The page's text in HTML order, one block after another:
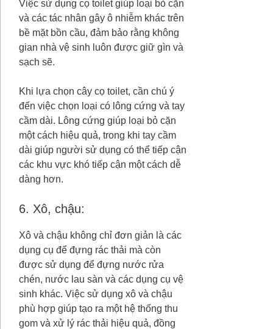
Việc sử dụng cọ toilet giúp loại bỏ cặn
và các tác nhân gây ô nhiễm khác trên
bề mặt bồn cầu, đảm bảo rằng không
gian nhà vệ sinh luôn được giữ gìn và
sạch sẽ.
Khi lựa chọn cây cọ toilet, cần chú ý
đến việc chọn loại có lông cứng và tay
cầm dài. Lông cứng giúp loại bỏ cặn
một cách hiệu quả, trong khi tay cầm
dài giúp người sử dụng có thể tiếp cận
các khu vực khó tiếp cận một cách dễ
dàng hơn.
6. Xô, chậu:
Xô và chậu không chỉ đơn giản là các
dụng cụ để đựng rác thải mà còn
được sử dụng để đựng nước rửa
chén, nước lau sàn và các dụng cụ vệ
sinh khác. Việc sử dụng xô và chậu
phù hợp giúp tạo ra một hệ thống thu
gom và xử lý rác thải hiệu quả, đồng